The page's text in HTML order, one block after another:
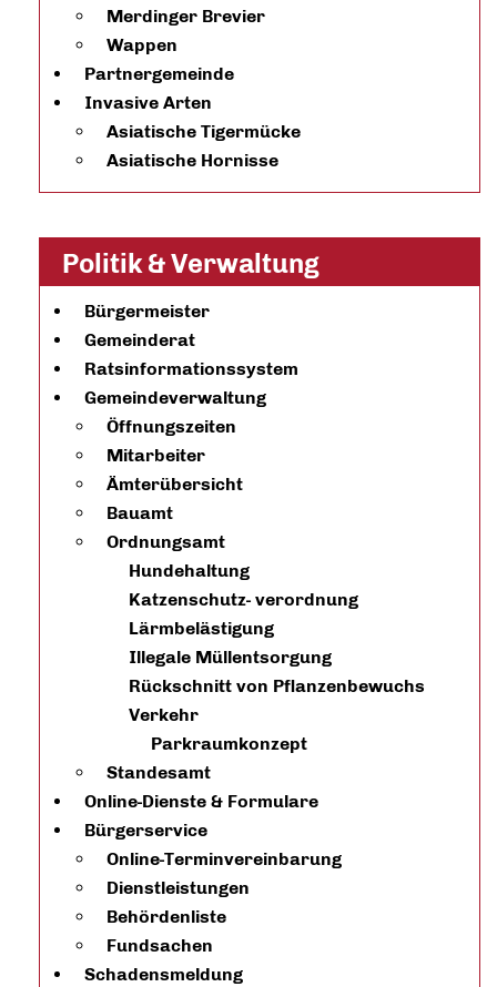
Merdinger Brevier
Wappen
Partnergemeinde
Invasive Arten
Asiatische Tigermücke
Asiatische Hornisse
Politik & Verwaltung
Bürgermeister
Gemeinderat
Ratsinformationssystem
Gemeindeverwaltung
Öffnungszeiten
Mitarbeiter
Ämterübersicht
Bauamt
Ordnungsamt
Hundehaltung
Katzenschutz- verordnung
Lärmbelästigung
Illegale Müllentsorgung
Rückschnitt von Pflanzenbewuchs
Verkehr
Parkraumkonzept
Standesamt
Online-Dienste & Formulare
Bürgerservice
Online-Terminvereinbarung
Dienstleistungen
Behördenliste
Fundsachen
Schadensmeldung